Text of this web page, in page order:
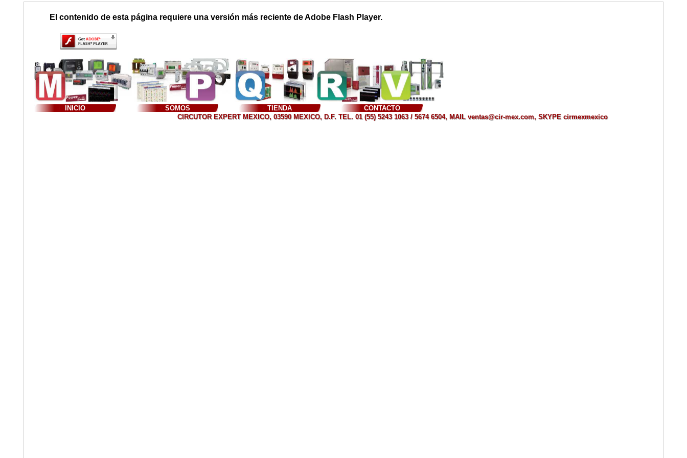
El contenido de esta página requiere una versión más reciente de Adobe Flash Player.
INICIO SOMOS TIENDA
CONTACTO
CIRCUTOR EXPERT MEXICO, 03590 MEXICO, D.F. TEL. 01 (55) 5243 1063 / 5674 6504, MAIL ventas@cir-mex.com, SKYPE cirmexmexico